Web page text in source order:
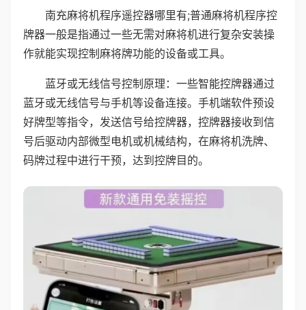
南充麻将机程序遥控器哪里有;普通麻将机程序控
牌器一般是指通过一些无需对麻将机进行复杂安装操
作就能实现控制麻将牌功能的设备或工具。
蓝牙或无线信号控制原理：一些智能控牌器通过
蓝牙或无线信号与手机等设备连接。手机端软件预设
好牌型等指令，发送信号给控牌器，控牌器接收到信
号后驱动内部微型电机或机械结构，在麻将机洗牌、
码牌过程中进行干预，达到控牌目的。